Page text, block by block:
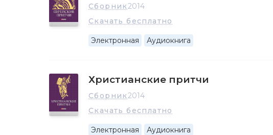
Сборник2014
Скачать бесплатно
Электронная Аудиокнига
Христианские притчи
Сборник2014
Скачать бесплатно
Электронная Аудиокнига